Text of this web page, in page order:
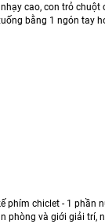
cao, con trỏ
bằng 1 ngón tay
chiclet - 1 phần
phòng và giới giải trí,